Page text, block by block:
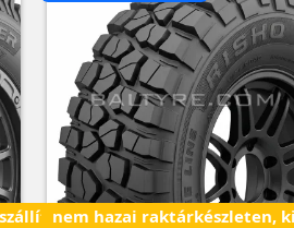
3 - 7 nap alatt
nem hazai raktárkészleten,